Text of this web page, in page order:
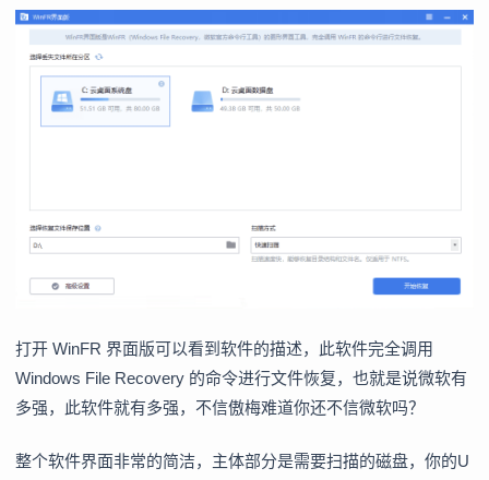
打开 WinFR 界面版可以看到软件的描述，此软件完全调用
Windows File Recovery 的命令进行文件恢复，也就是说微软有
多强，此软件就有多强，不信傲梅难道你还不信微软吗？
整个软件界面非常的简洁，主体部分是需要扫描的磁盘，你的U